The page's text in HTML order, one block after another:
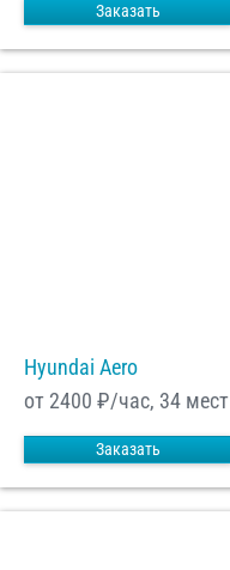
Заказать
Hyundai Aero
от 2400 ₽/час, 34 мест
Заказать